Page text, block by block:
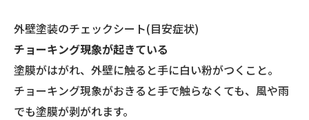
外壁塗装のチェックシート(目安症状)
チョーキング現象が起きている
塗膜がはがれ、外壁に触ると手に白い粉がつくこと。
チョーキング現象がおきると手で触らなくても、風や雨
でも塗膜が剥がれます。